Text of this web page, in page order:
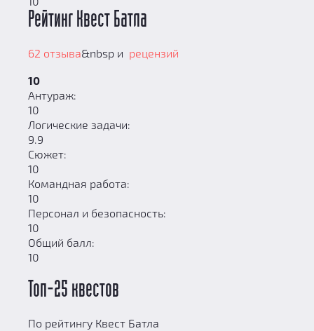
Рейтинг Квест Батла
62 отзыва&nbsp и рецензий
10
Антураж:
10
Логические задачи:
9.9
Сюжет:
10
Командная работа:
10
Персонал и безопасность:
10
Общий балл:
10
Топ-25 квестов
По рейтингу Квест Батла